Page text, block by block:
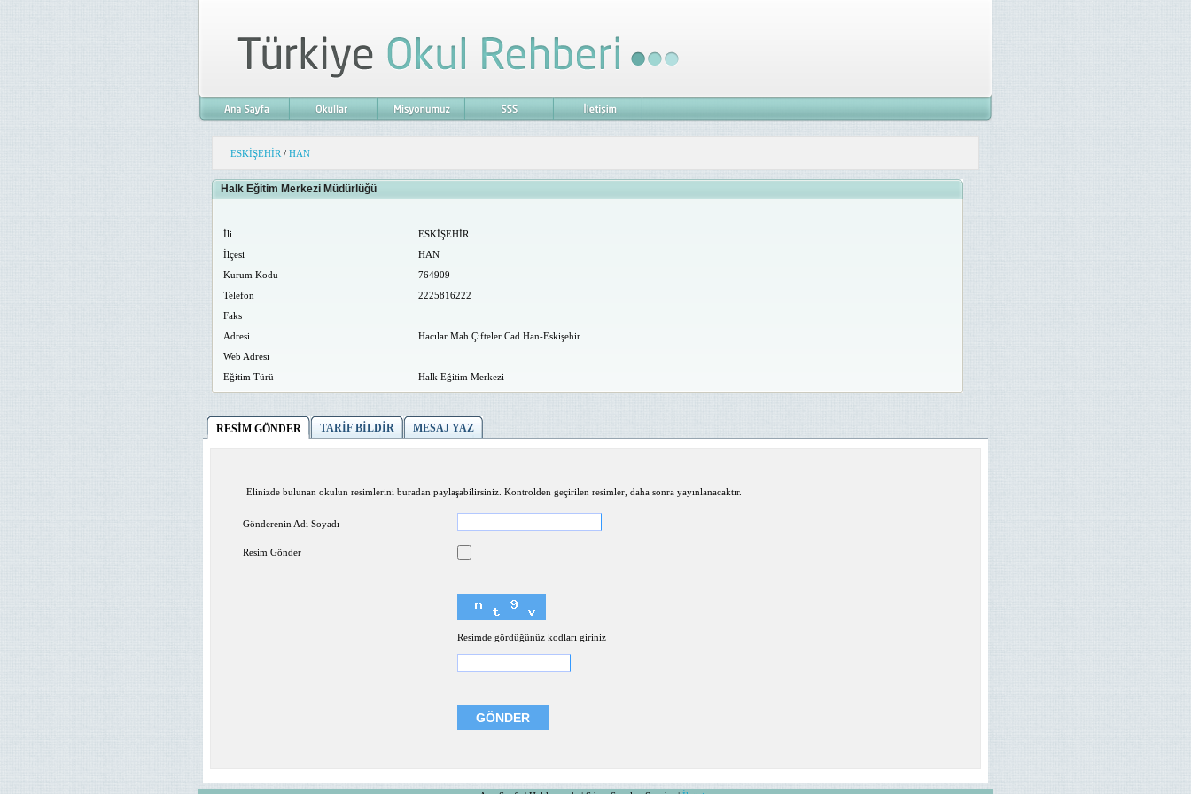
ESKİŞEHİR / HAN
Halk Eğitim Merkezi Müdürlüğü
İli
ESKİŞEHİR
İlçesi
HAN
Kurum Kodu
764909
Telefon
2225816222
Faks
Adresi
Hacılar Mah.Çifteler Cad.Han-Eskişehir
Web Adresi
Eğitim Türü
Halk Eğitim Merkezi
RESİM GÖNDER TARİF BİLDİR MESAJ YAZ
Elinizde bulunan okulun resimlerini buradan paylaşabilirsiniz. Kontrolden geçirilen resimler, daha sonra yayınlanacaktır.
Gönderenin Adı Soyadı
Resim Gönder
Resimde gördüğünüz kodları giriniz